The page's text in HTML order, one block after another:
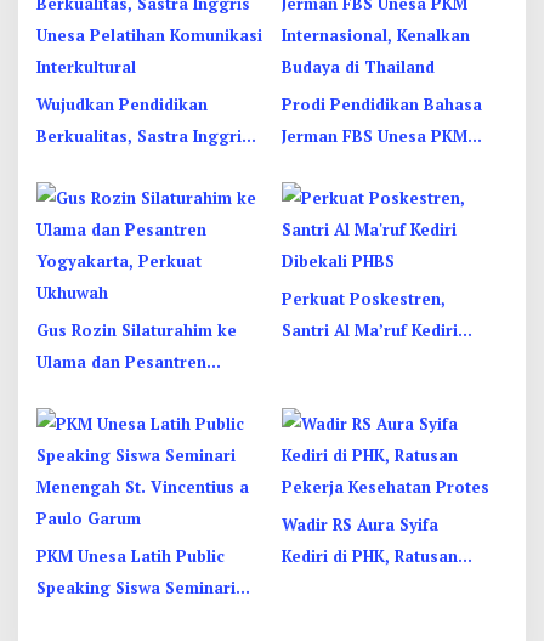
Wujudkan Pendidikan
Berkualitas, Sastra Inggris
Interkultural
Prodi Pendidikan Bahasa
Jerman FBS Unesa PKM
Budaya di Thailand
Gus Rozin Silaturahim ke
Ulama dan Pesantren
Ukhuwah
Perkuat Poskestren,
Santri Al Ma’ruf Kediri
PKM Unesa Latih Public
Speaking Siswa Seminari
Wadir RS Aura Syifa
Kediri di PHK, Ratusan